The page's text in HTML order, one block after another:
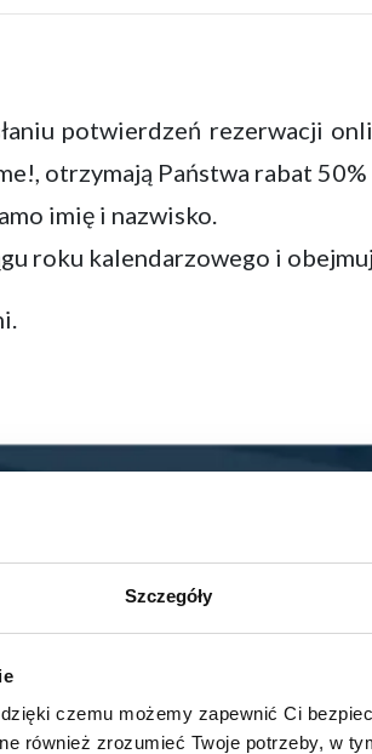
Szczegóły
czemu możemy zapewnić Ci
również zrozumieć Twoje potrzeby, w
potwierdzeń rezerwacji
otrzymają Państwa rabat
imię i nazwisko.
roku kalendarzowego i
o
ofertach